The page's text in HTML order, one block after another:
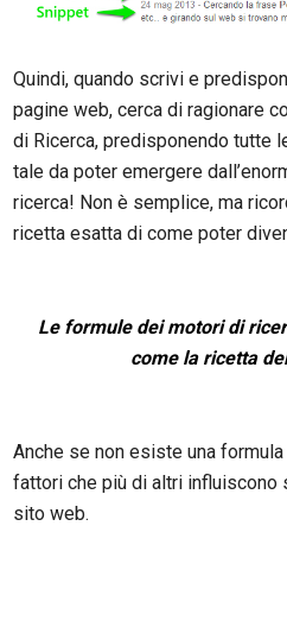
Quindi, quando scrivi e
pagine web, cerca di ragionare
di Ricerca, predisponendo tutte
tale da poter emergere
ricerca! Non è semplice, ma
ricetta esatta di come poter
Le formule dei motori di
come la ricetta
Anche se non esiste una
fattori che più di altri influiscono
sito web.